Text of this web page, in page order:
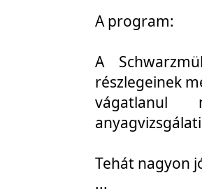
A program:
A
részlegeinek
vágatlanul
Tehát nagyon
...